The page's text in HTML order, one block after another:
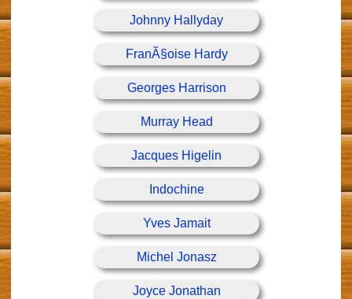
Johnny Hallyday
FranÃ§oise Hardy
Georges Harrison
Murray Head
Jacques Higelin
Indochine
Yves Jamait
Michel Jonasz
Joyce Jonathan